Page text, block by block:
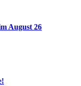
August 26